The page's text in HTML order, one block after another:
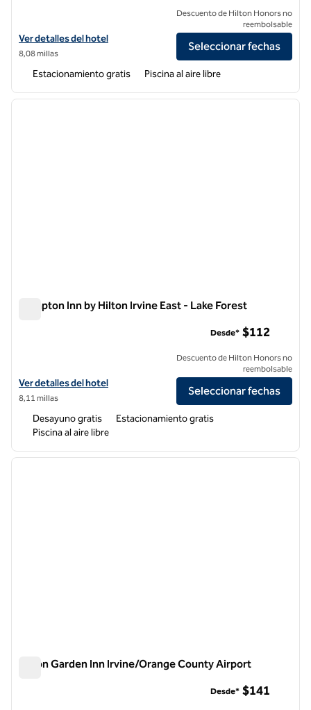
Ver detalles del hotel Hilton Garden Inn Irvine East/Lake Forest
Ver detalles del hotel
8,08 millas
Descuento de Hilton Honors no
reembolsable
Seleccionar fechas
Estacionamiento gratis Piscina al aire libre
1 de 12
Hampton Inn by Hilton Irvine East - Lake Forest
Ver detalles del hotel Hampton Inn by Hilton Irvine East - Lake Forest
Ver detalles del hotel
8,11 millas
Desde* $112
Descuento de Hilton Honors no
reembolsable
Seleccionar fechas
Desayuno gratis
Estacionamiento gratis
Piscina al aire libre
1 de 12
Hilton Garden Inn Irvine/Orange County Airport
Desde* $141